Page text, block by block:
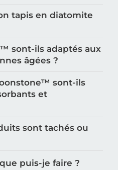
tapis en diatomite
sont-ils adaptés aux
âgées ?
sont-ils
et
sont tachés ou
puis-je faire ?